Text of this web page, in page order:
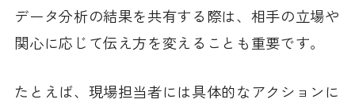
データ分析の結果を共有する際は、相手の立場や
関心に応じて伝え方を変えることも重要です。
たとえば、現場担当者には具体的なアクションに